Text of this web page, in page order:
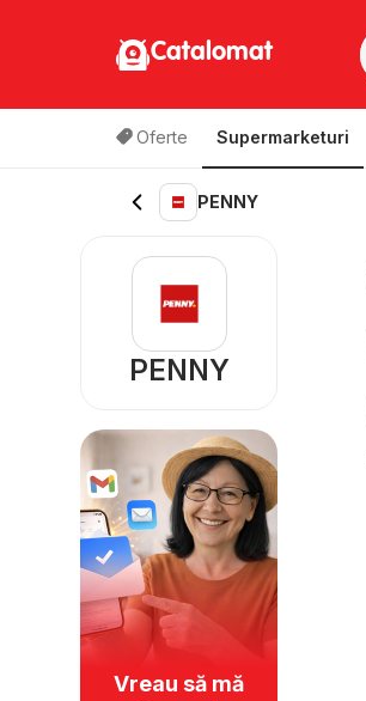
Catalomat
Oferte Supermarketuri
PENNY
PENNY
Vreau să mă